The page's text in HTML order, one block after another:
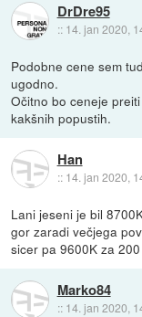
DrDre95
:: 14. jan 2020,
Podobne cene sem
ugodno.
Očitno bo ceneje
kakšnih popustih.
Han
:: 14. jan 2020,
Lani jeseni je bil
gor zaradi večjega
sicer pa 9600K za
Marko84
:: 14. jan 2020,